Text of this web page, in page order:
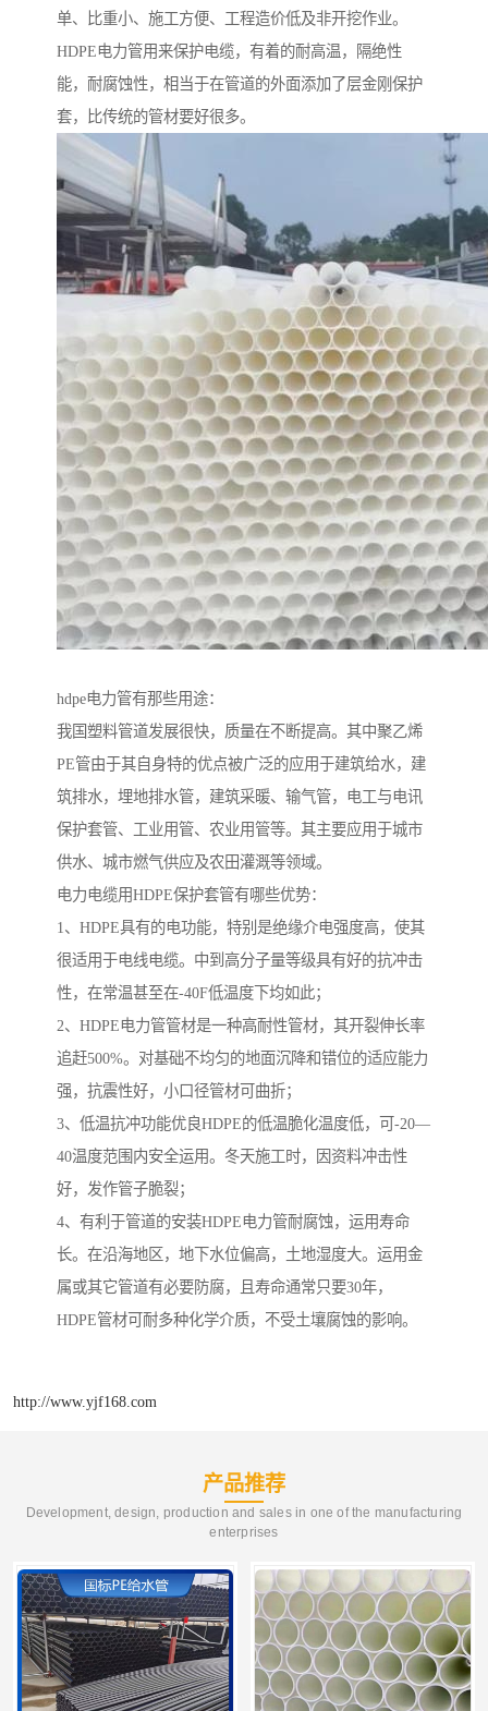
单、比重小、施工方便、工程造价低及非开挖作业。
HDPE电力管用来保护电缆，有着的耐高温，隔绝性
能，耐腐蚀性，相当于在管道的外面添加了层金刚保护
套，比传统的管材要好很多。
hdpe电力管有那些用途：
我国塑料管道发展很快，质量在不断提高。其中聚乙烯
PE管由于其自身特的优点被广泛的应用于建筑给水，建
筑排水，埋地排水管，建筑采暖、输气管，电工与电讯
保护套管、工业用管、农业用管等。其主要应用于城市
供水、城市燃气供应及农田灌溉等领域。
电力电缆用HDPE保护套管有哪些优势：
1、HDPE具有的电功能，特别是绝缘介电强度高，使其
很适用于电线电缆。中到高分子量等级具有好的抗冲击
性，在常温甚至在-40F低温度下均如此；
2、HDPE电力管管材是一种高耐性管材，其开裂伸长率
追赶500%。对基础不均匀的地面沉降和错位的适应能力
强，抗震性好，小口径管材可曲折；
3、低温抗冲功能优良HDPE的低温脆化温度低，可-20—
40温度范围内安全运用。冬天施工时，因资料冲击性
好，发作管子脆裂；
4、有利于管道的安装HDPE电力管耐腐蚀，运用寿命
长。在沿海地区，地下水位偏高，土地湿度大。运用金
属或其它管道有必要防腐，且寿命通常只要30年，
HDPE管材可耐多种化学介质，不受土壤腐蚀的影响。
http://www.yjf168.com
产品推荐
Development, design, production and sales in one of the manufacturing
enterprises